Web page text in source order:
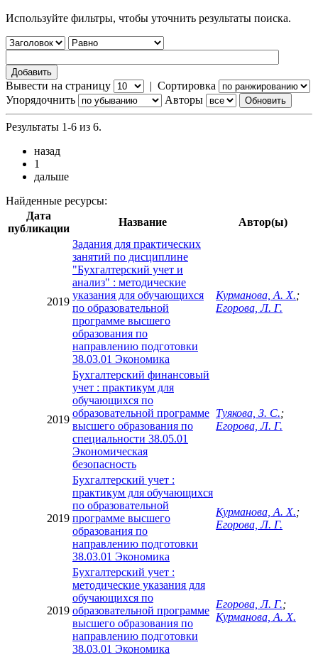
Используйте фильтры, чтобы уточнить результаты поиска.
Вывести на страницу | Сортировка
Упорядочнить
Авторы
Результаты 1-6 из 6.
назад
1
дальше
Найденные ресурсы:
Дата
публикации
Название Автор(ы)
2019
Задания для практических
занятий по дисциплине
"Бухгалтерский учет и
анализ" : методические
указания для обучающихся
по образовательной
программе высшего
образования по
направлению подготовки
38.03.01 Экономика
Курманова, А. Х.;
Егорова, Л. Г.
2019
Бухгалтерский финансовый
учет : практикум для
обучающихся по
образовательной программе
высшего образования по
специальности 38.05.01
Экономическая
безопасность
Туякова, З. С.;
Егорова, Л. Г.
2019
Бухгалтерский учет :
практикум для обучающихся
по образовательной
программе высшего
образования по
направлению подготовки
38.03.01 Экономика
Курманова, А. Х.;
Егорова, Л. Г.
2019
Бухгалтерский учет :
методические указания для
обучающихся по
образовательной программе
высшего образования по
направлению подготовки
38.03.01 Экономика
Егорова, Л. Г.;
Курманова, А. Х.